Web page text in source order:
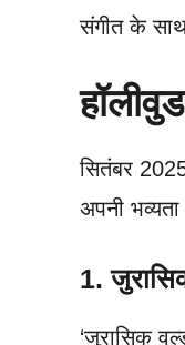
संगीत के
सितंबर
अपनी
1.
‘जुरासिक